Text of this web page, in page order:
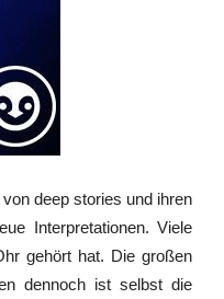
deep stories und ihren
Interpretationen. Viele
gehört hat. Die großen
dennoch ist selbst die